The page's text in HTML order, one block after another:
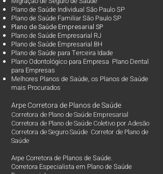
Plano de Saúde Individual São Paulo SP
Plano de Saúde Familiar São Paulo SP
Plano de Saúde Empresarial SP
Plano de Saúde Empresarial RJ
Plano de Saúde Empresarial BH
Plano de Saúde para Terceira Idade
Plano Odontológico para Empresa Plano Dental
para Empresas
Melhores Planos de Saúde, os Planos de Saúde
mais Procurados​
Arpe Corretora de Planos de Saúde
Corretora de Plano de Saúde Empresarial
Corretora de Plano de Saúde Coletivo por Adesão
Corretora de Seguro Saúde Corretor de Plano de
Saúde
Arpe Corretora de Planos de Saúde.
Corretora Especialista em Plano de Saúde